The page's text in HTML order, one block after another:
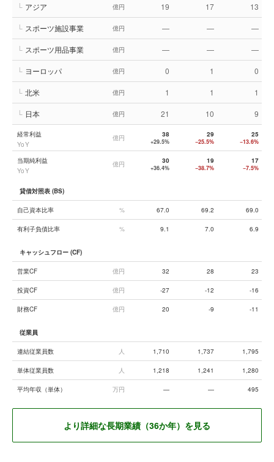
└ アジア 億円 19 17 13
└ スポーツ施設事業 億円 — — —
└ スポーツ用品事業 億円 — — —
└ ヨーロッパ 億円 0 1 0
└ 北米 億円 1 1 1
└ 日本 億円 21 10 9
経常利益
YoY
億円 38
+29.5%
29
−25.5%
25
−13.6%
当期純利益
YoY
億円 30
+36.4%
19
−38.7%
17
−7.5%
貸借対照表 (BS)
自己資本比率 % 67.0 69.2 69.0
有利子負債比率 % 9.1 7.0 6.9
キャッシュフロー (CF)
営業CF 億円 32 28 23
投資CF 億円 -27 -12 -16
財務CF 億円 20 -9 -11
従業員
連結従業員数 人 1,710 1,737 1,795
単体従業員数 人 1,218 1,241 1,280
平均年収（単体） 万円 — — 495
より詳細な長期業績（36か年）を見る